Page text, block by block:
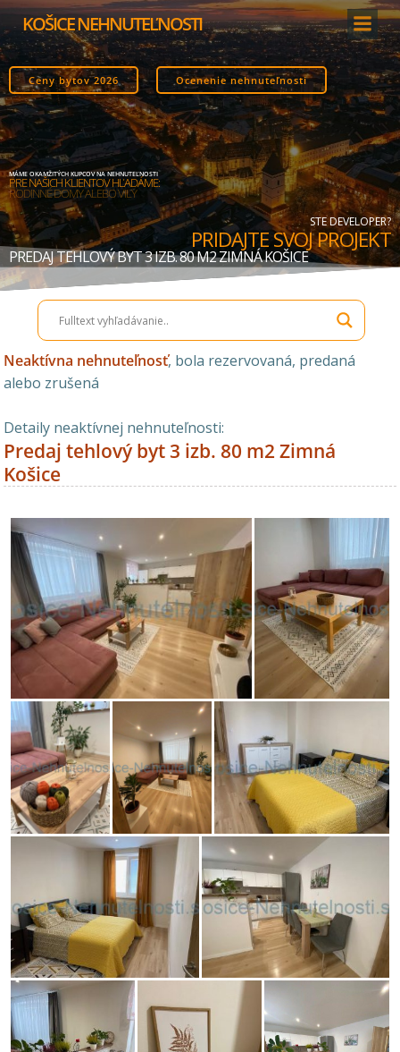
Skip
to
content
KOŠICE NEHNUTEĽNOSTI
Ceny bytov 2026 Ocenenie nehnuteľnosti
MÁME OKAMŽITÝCH KUPCOV NA NEHNUTEĽNOSTI
PRE NAŠICH KLIENTOV HĽADÁME:
STAVEBNÉ POZEMKY
STE DEVELOPER?
PRIDAJTE SVOJ PROJEKT
PREDAJ TEHLOVÝ BYT 3 IZB. 80 M2 ZIMNÁ KOŠICE
Neaktívna nehnuteľnosť, bola rezervovaná, predaná
alebo zrušená
Detaily neaktívnej nehnuteľnosti:
Predaj tehlový byt 3 izb. 80 m2 Zimná
Košice